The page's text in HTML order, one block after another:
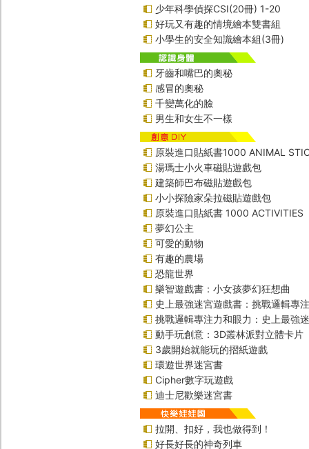
少年科學偵探CSI(20冊) 1-20
好玩又有趣的情境繪本雙書組
小學生的安全知識繪本組(3冊)
牙齒和嘴巴的奧秘
感冒的奧秘
千變萬化的臉
男生和女生不一樣
原裝進口貼紙書1000 ANIMAL
湯瑪士小火車磁貼遊戲包
建築師巴布磁貼遊戲包
小小探險家朵拉磁貼遊戲包
原裝進口貼紙書 1000 ACTIVITIES
夢幻公主
可愛的動物
有趣的農場
恐龍世界
樂智遊戲書：小女孩夢幻狂想曲
史上最強迷宮遊戲書：挑戰邏輯專
挑戰邏輯專注力和眼力：史上最強
動手玩創意：3D叢林派對立體卡片
3歲開始就能玩的摺紙遊戲
環遊世界迷宮書
Cipher數字玩遊戲
迪士尼歡樂迷宮書
拉開、扣好，我也做得到！
好長好長的神奇列車